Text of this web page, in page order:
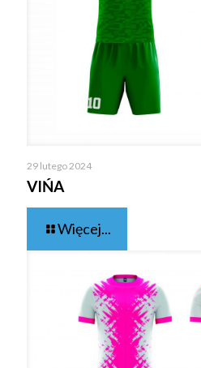
29 lutego 2024
VIŃA
Więcej...